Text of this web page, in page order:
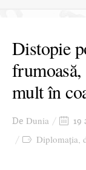
Distopie
mult în
De Dunia 19
Diplomația,